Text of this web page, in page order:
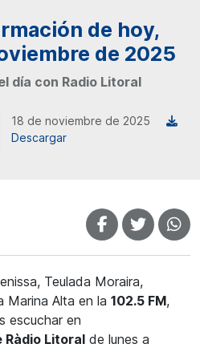
de hoy,
de 2025
día con Radio Litoral
18 de noviembre de 2025
Descargar
Teulada Moraira,
Marina Alta en la 102.5 FM,
escuchar en
Ràdio Litoral de lunes a